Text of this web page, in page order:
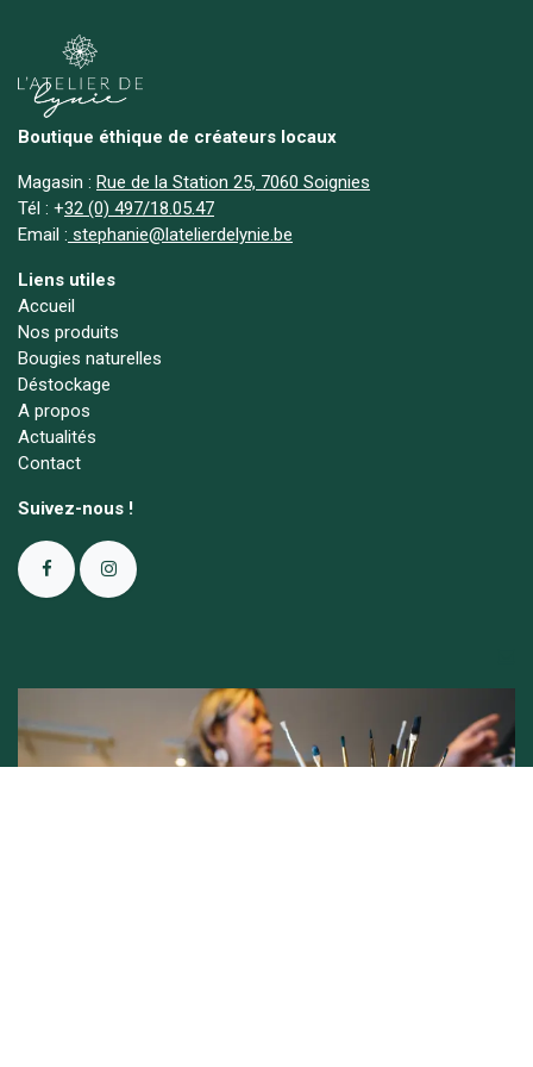
Boutique éthique de créateurs locaux
Magasin : Rue de la Station 25, 7060 Soignies
Tél : +32 (0) 497/18.05.47
Email : stephanie@latelierdelynie.be
Liens utiles
Accueil
Nos produits
Bougies naturelles
Déstockage
A propos
Actualités
Contact
Suivez-nous !